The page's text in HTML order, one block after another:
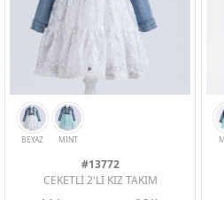
#13772
CEKETLİ 2'Lİ KIZ TAKIM